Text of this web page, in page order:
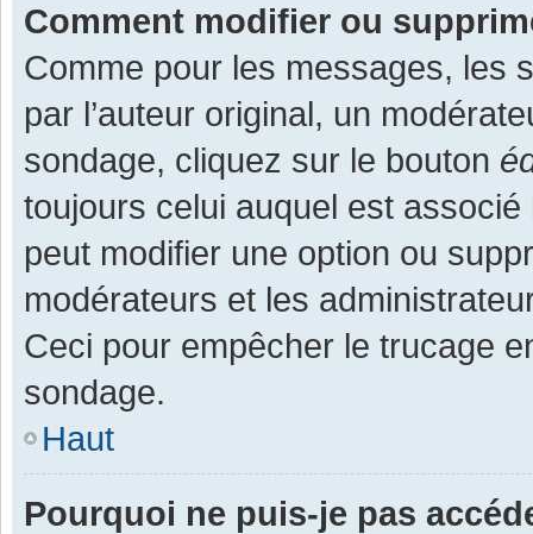
Comment modifier ou
Comme pour les messages, les
par l’auteur original, un
sondage, cliquez sur le bouton
toujours celui auquel est associé
peut modifier une option ou
modérateurs et les
Ceci pour empêcher le trucage
sondage.
Haut
Pourquoi ne puis-je pas